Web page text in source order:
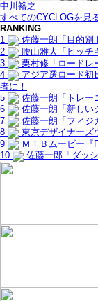
中川裕之
すべてのCYCLOGを見
RANKING
1
佐藤一朗「目的別
2
腰山雅大「ヒッチ
3
栗村修「ロードレ
4
アジア選ロード初
者に！
5
佐藤一朗「トレー
6
佐藤一朗「新しい
7
佐藤一朗「フィジ
8
東京デザイナーズ
9
ＭＴＢムービー
10
佐藤一郎「ダッ